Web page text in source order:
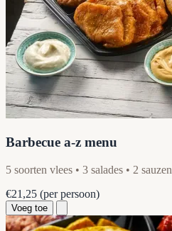
Barbecue a-z menu
5 soorten vlees • 3 salades • 2 sauzen
€21,25 (per persoon)
Voeg toe